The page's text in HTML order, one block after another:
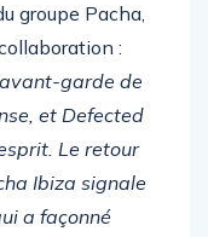
groupe Pacha,
:
garde de
et Defected
Le retour
Ibiza signale
a façonné